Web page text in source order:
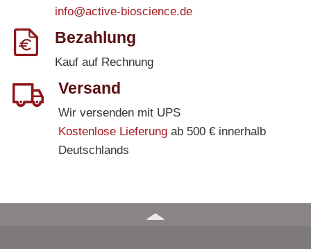
info@active-bioscience.de
Bezahlung
Kauf auf Rechnung
Versand
Wir versenden mit UPS
Kostenlose Lieferungab 500 € innerhalb
Deutschlands